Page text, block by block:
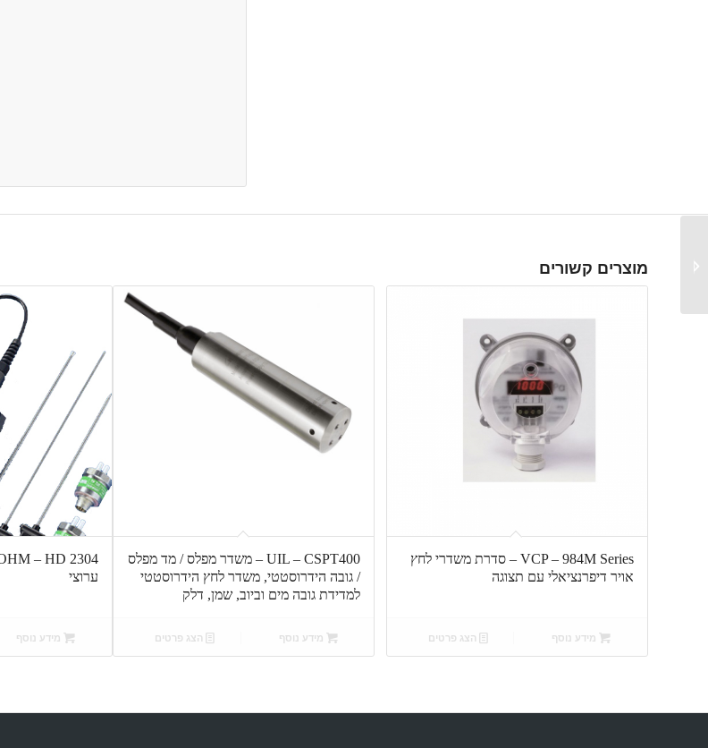
מוצרים קשורים
VCP – 984M Series – סדרת משדרי לחץ
אויר דיפרנציאלי עם תצוגה
מידע נוסף הצג פרטים
UIL – CSPT400 – משדר מפלס / מד מפלס
/ גובה הידרוסטטי, משדר לחץ הידרוסטטי
למדידת גובה מים וביוב, שמן, דלק
מידע נוסף הצג פרטים
ערוצי
מידע נוסף
לחץ ומפלס לתעשיית